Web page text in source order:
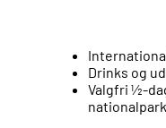
Drinks og
Valgfri ½-